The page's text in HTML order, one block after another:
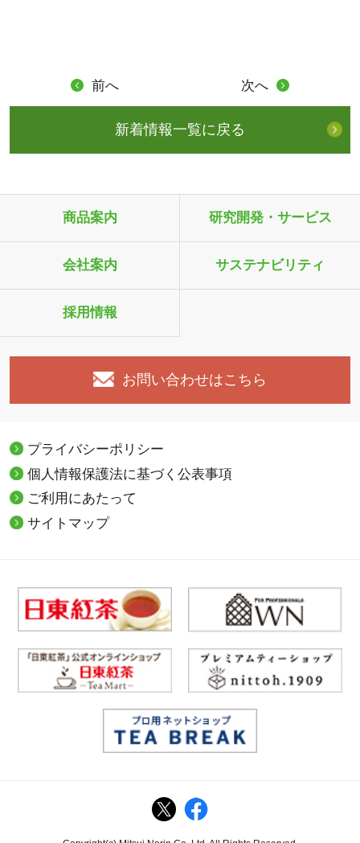
前へ 次へ
新着情報一覧に戻る
商品案内 研究開発・サービス
会社案内 サステナビリティ
採用情報
お問い合わせはこちら
プライバシーポリシー
個人情報保護法に基づく公表事項
ご利用にあたって
サイトマップ